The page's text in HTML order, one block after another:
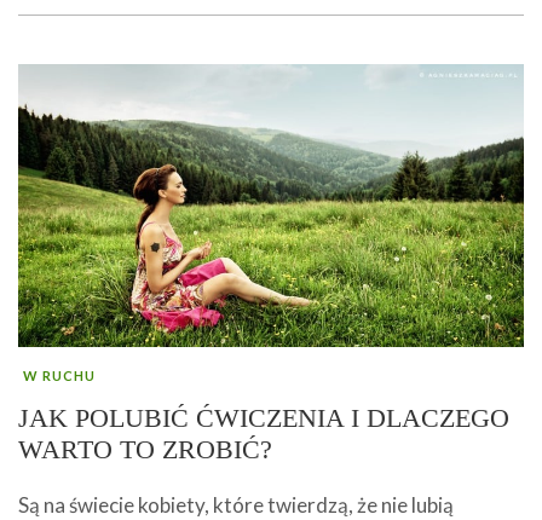
W RUCHU
JAK POLUBIĆ ĆWICZENIA I DLACZEGO
WARTO TO ZROBIĆ?
Są na świecie kobiety, które twierdzą, że nie lubią